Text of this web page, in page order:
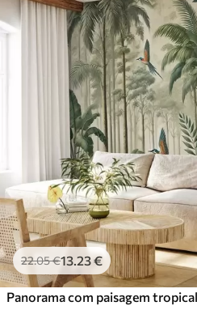
22.05€13 .23€
Panorama com paisagem